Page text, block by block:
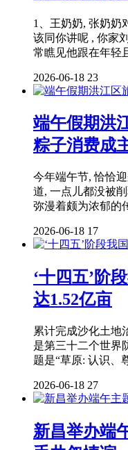
1、王奶奶, 张奶奶
该同你讲呢 , 你家
常瞧见他跟在年轻
2026-06-18 23
端午假期洪
粽子消费成
今年端午节, 恰恰
道, 一点儿都没被
弥漫着颇为浓郁的
2026-06-18 17
‘十四五’阶
达1.52亿亩
累计完成沙化土地
是第三十二个世界
题是“草原: 认识、
2026-06-18 27
新昌举办端